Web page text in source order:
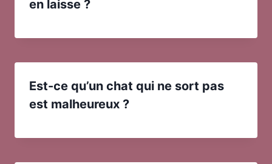
en laisse ?
Est-ce qu’un chat qui ne sort pas
est malheureux ?